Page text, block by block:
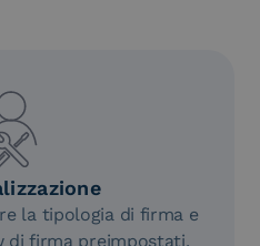
la tipologia di firma e
di firma preimpostati,